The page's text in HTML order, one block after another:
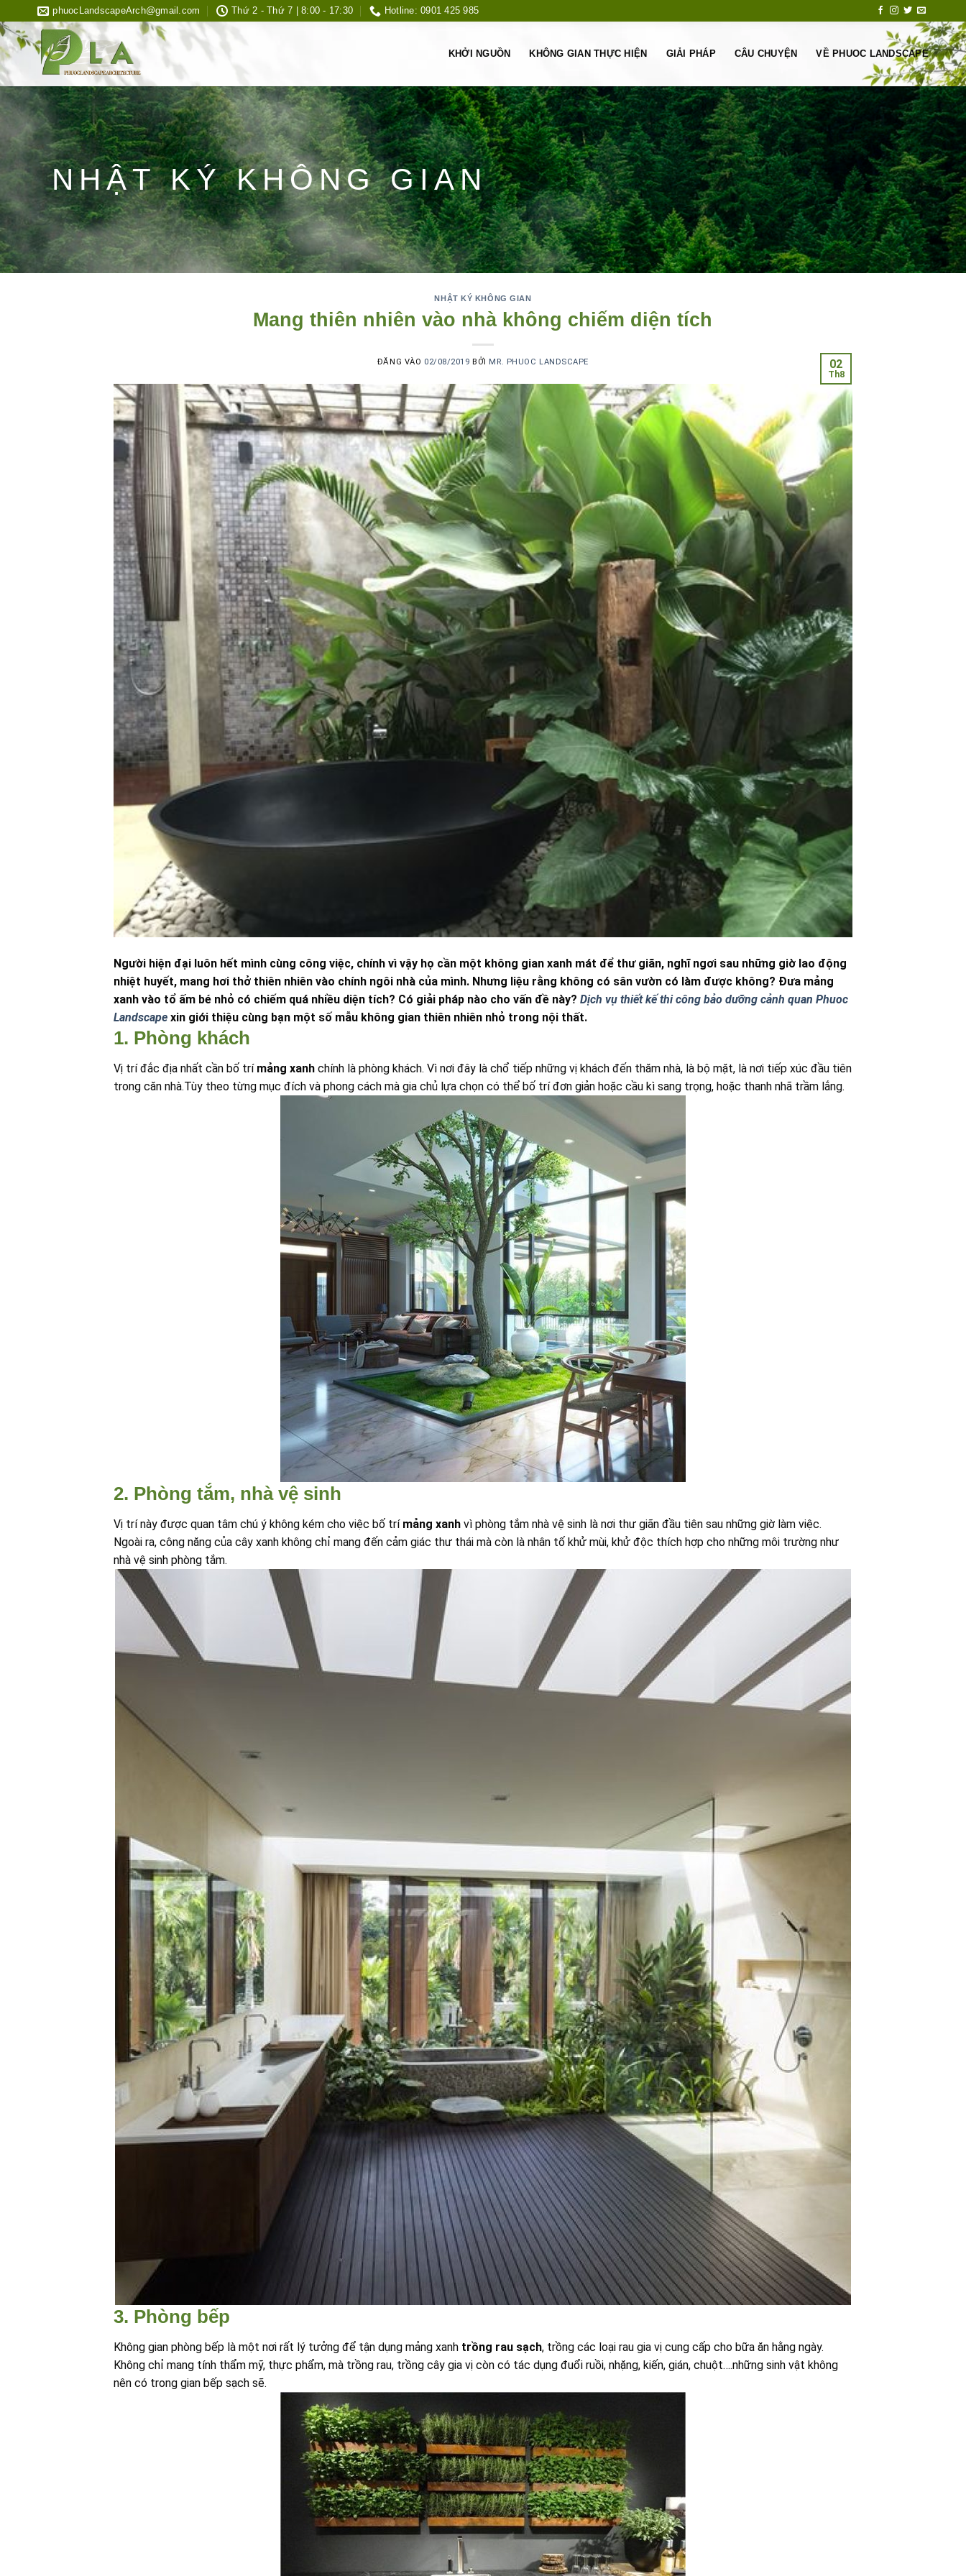
qua
nội
dung
phuocLandscapeArch@gmail.com Thứ 2 - Thứ 7 | 8:00 - 17:30 Hotline: 0901 425 985
KHỞI NGUỒN KHÔNG GIAN THỰC HIỆN GIẢI PHÁP CÂU CHUYỆN VỀ PHUOC LANDSCAPE
NHẬT KÝ KHÔNG GIAN
NHẬT KÝ KHÔNG GIAN
Mang thiên nhiên vào nhà không chiếm diện tích
ĐĂNG VÀO 02/08/2019 BỞI MR. PHUOC LANDSCAPE 02
Th8
Người hiện đại luôn hết mình cùng công việc, chính vì vậy họ cần một không gian xanh mát để thư giãn, nghĩ ngơi sau những giờ lao động
nhiệt huyết, mang hơi thở thiên nhiên vào chính ngôi nhà của mình. Nhưng liệu rằng không có sân vườn có làm được không? Đưa mảng
xanh vào tổ ấm bé nhỏ có chiếm quá nhiều diện tích? Có giải pháp nào cho vấn đề này? Dịch vụ thiết kế thi công bảo dưỡng cảnh quan Phuoc
Landscapexin giới thiệu cùng bạn một số mẫu không gian thiên nhiên nhỏ trong nội thất.
1. Phòng khách
Vị trí đắc địa nhất cần bố trí mảng xanhchính là phòng khách. Vì nơi đây là chổ tiếp những vị khách đến thăm nhà, là bộ mặt, là nơi tiếp xúc đầu tiên
trong căn nhà.Tùy theo từng mục đích và phong cách mà gia chủ lựa chọn có thể bố trí đơn giản hoặc cầu kì sang trọng, hoặc thanh nhã trầm lắng.
2. Phòng tắm, nhà vệ sinh
Vị trí này được quan tâm chú ý không kém cho việc bố trí mảng xanhvì phòng tắm nhà vệ sinh là nơi thư giãn đầu tiên sau những giờ làm việc.
Ngoài ra, công năng của cây xanh không chỉ mang đến cảm giác thư thái mà còn là nhân tố khử mùi, khử độc thích hợp cho những môi trường như
nhà vệ sinh phòng tắm.
3. Phòng bếp
Không gian phòng bếp là một nơi rất lý tưởng để tận dụng mảng xanh trồng rau sạch, trồng các loại rau gia vị cung cấp cho bữa ăn hằng ngày.
Không chỉ mang tính thẩm mỹ, thực phẩm, mà trồng rau, trồng cây gia vị còn có tác dụng đuổi ruồi, nhặng, kiến, gián, chuột….những sinh vật không
nên có trong gian bếp sạch sẽ.